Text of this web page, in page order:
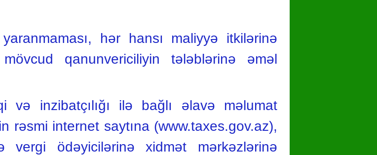
hər hansı maliyyə itkilərinə
qanunvericiliyin tələblərinə əməl
və inzibatçılığı ilə bağlı əlavə məlumat
rəsmi internet saytına (www.taxes.gov.az),
vergi ödəyicilərinə xidmət mərkəzlərinə